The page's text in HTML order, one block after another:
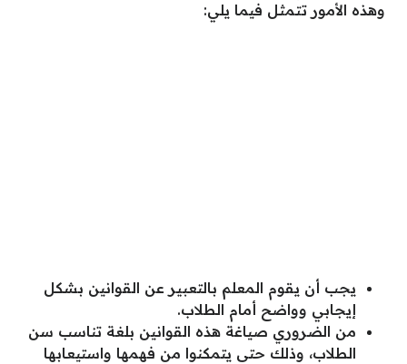
وهذه الأمور تتمثل فيما يلي:
يجب أن يقوم المعلم بالتعبير عن القوانين بشكل
إيجابي وواضح أمام الطلاب.
من الضروري صياغة هذه القوانين بلغة تناسب سن
الطلاب، وذلك حتى يتمكنوا من فهمها واستيعابها